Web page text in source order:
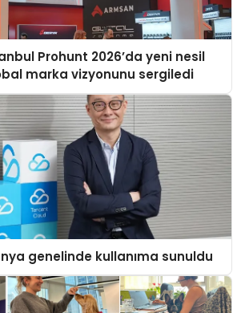
Prohunt 2026’da yeni nesil
marka vizyonunu sergiledi
genelinde kullanıma sunuldu